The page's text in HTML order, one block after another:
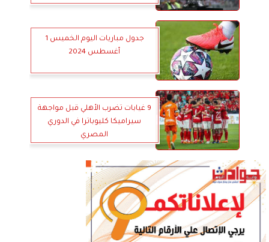
جدول مباريات اليوم الخميس 1
أغسطس 2024
9 غيابات تضرب الأهلي قبل مواجهة
سيراميكا كليوباترا في الدوري
المصري